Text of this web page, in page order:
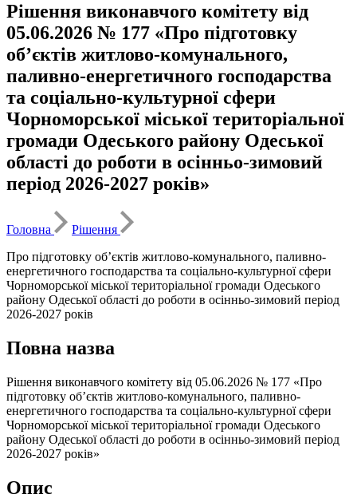
Рішення виконавчого комітету від
05.06.2026 № 177 «Про підготовку
об’єктів житлово-комунального,
паливно-енергетичного господарства
та соціально-культурної сфери
Чорноморської міської територіальної
громади Одеського району Одеської
області до роботи в осінньо-зимовий
період 2026-2027 років»
Головна
Рішення
Про підготовку об’єктів житлово-комунального, паливно-
енергетичного господарства та соціально-культурної сфери
Чорноморської міської територіальної громади Одеського
району Одеської області до роботи в осінньо-зимовий період
2026-2027 років
Повна назва
Рішення виконавчого комітету від 05.06.2026 № 177 «Про
підготовку об’єктів житлово-комунального, паливно-
енергетичного господарства та соціально-культурної сфери
Чорноморської міської територіальної громади Одеського
району Одеської області до роботи в осінньо-зимовий період
2026-2027 років»
Опис